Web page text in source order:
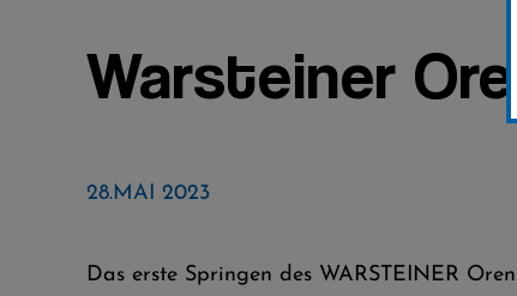
Warsteiner
28.MAI 2023
Das erste Springen des WARSTEINER